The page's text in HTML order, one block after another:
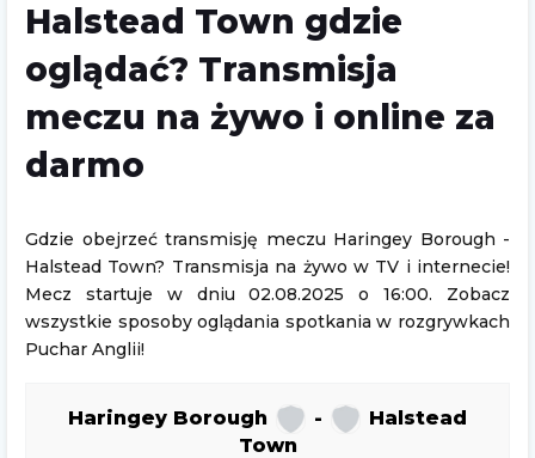
Halstead Town gdzie
oglądać? Transmisja
meczu na żywo i online za
darmo
Gdzie obejrzeć transmisję meczu Haringey Borough -
Halstead Town? Transmisja na żywo w TV i internecie!
Mecz startuje w dniu 02.08.2025 o 16:00. Zobacz
wszystkie sposoby oglądania spotkania w rozgrywkach
Puchar Anglii!
Haringey Borough -
Halstead
Town